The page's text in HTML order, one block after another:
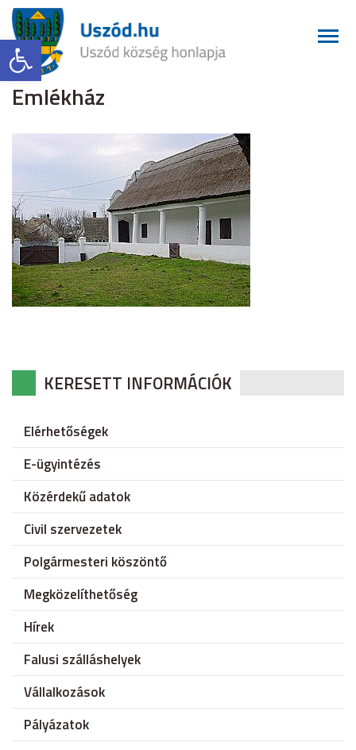
Eszköztár megnyitása
Emlékház
KERESETT INFORMÁCIÓK
Elérhetőségek
E-ügyintézés
Közérdekű adatok
Civil szervezetek
Polgármesteri köszöntő
Megközelíthetőség
Hírek
Falusi szálláshelyek
Vállalkozások
Pályázatok